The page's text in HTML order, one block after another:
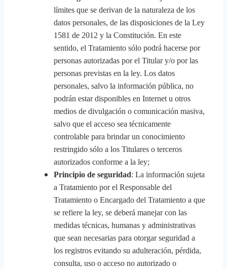
límites que se derivan de la naturaleza de los
datos personales, de las disposiciones de la Ley
1581 de 2012 y la Constitución. En este
sentido, el Tratamiento sólo podrá hacerse por
personas autorizadas por el Titular y/o por las
personas previstas en la ley. Los datos
personales, salvo la información pública, no
podrán estar disponibles en Internet u otros
medios de divulgación o comunicación masiva,
salvo que el acceso sea técnicamente
controlable para brindar un conocimiento
restringido sólo a los Titulares o terceros
autorizados conforme a la ley;
Principio de seguridad: La información sujeta
a Tratamiento por el Responsable del
Tratamiento o Encargado del Tratamiento a que
se refiere la ley, se deberá manejar con las
medidas técnicas, humanas y administrativas
que sean necesarias para otorgar seguridad a
los registros evitando su adulteración, pérdida,
consulta, uso o acceso no autorizado o